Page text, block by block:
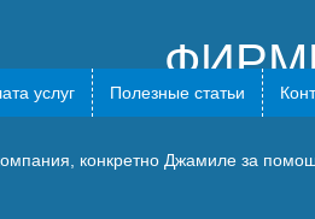
услуг Полезные статьи
конкретно Джамиле за